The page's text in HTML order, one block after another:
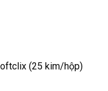
(25 kim/hộp)